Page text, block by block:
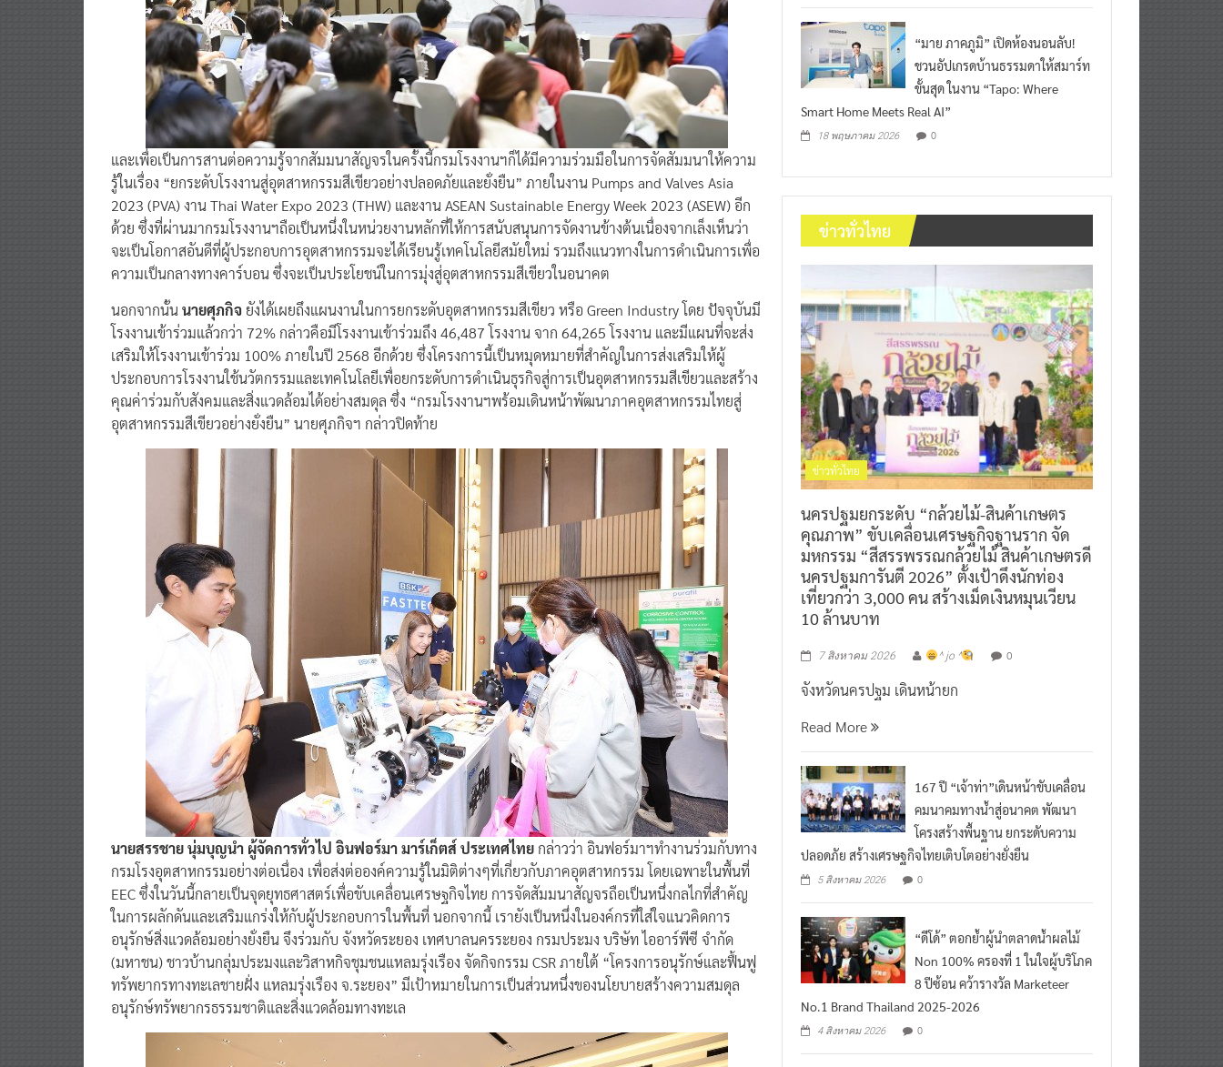
และเพื่อเป็นการสานต่อความรู้จากสัมมนาสัญจรในครั้งนี้กรมโรงงานฯก็ได้มีความร่วมมือในการจัดสัมมนาให้ความ
รู้ในเรื่อง “ยกระดับโรงงานสู่อุตสาหกรรมสีเขียวอย่างปลอดภัยและยั่งยืน” ภายในงาน Pumps and Valves Asia
2023 (PVA) งาน Thai Water Expo 2023 (THW) และงาน ASEAN Sustainable Energy Week 2023 (ASEW) อีก
ด้วย ซึ่งที่ผ่านมากรมโรงงานฯถือเป็นหนึ่งในหน่วยงานหลักที่ให้การสนับสนุนการจัดงานข้างต้นเนื่องจากเล็งเห็นว่า
จะเป็นโอกาสอันดีที่ผู้ประกอบการอุตสาหกรรมจะได้เรียนรู้เทคโนโลยีสมัยใหม่ รวมถึงแนวทางในการดำเนินการเพื่อ
ความเป็นกลางทางคาร์บอน ซึ่งจะเป็นประโยชน์ในการมุ่งสู่อุตสาหกรรมสีเขียวในอนาคต
นอกจากนั้นนายศุภกิจ ยังได้เผยถึงแผนงานในการยกระดับอุตสาหกรรมสีเขียว หรือ Green Industry โดย ปัจจุบันมี
โรงงานเข้าร่วมแล้วกว่า 72% กล่าวคือมีโรงงานเข้าร่วมถึง 46,487 โรงงาน จาก 64,265 โรงงาน และมีแผนที่จะส่ง
เสริมให้โรงงานเข้าร่วม 100% ภายในปี 2568 อีกด้วย ซึ่งโครงการนี้เป็นหมุดหมายที่สำคัญในการส่งเสริมให้ผู้
ประกอบการโรงงานใช้นวัตกรรมและเทคโนโลยีเพื่อยกระดับการดำเนินธุรกิจสู่การเป็นอุตสาหกรรมสีเขียวและสร้าง
คุณค่าร่วมกับสังคมและสิ่งแวดล้อมได้อย่างสมดุล ซึ่ง “กรมโรงงานฯพร้อมเดินหน้าพัฒนาภาคอุตสาหกรรมไทยสู่
อุตสาหกรรมสีเขียวอย่างยั่งยืน” นายศุภกิจฯ กล่าวปิดท้าย
นายสรรชาย นุ่มบุญนำ ผู้จัดการทั่วไป อินฟอร์มา มาร์เก็ตส์ ประเทศไทย กล่าวว่า อินฟอร์มาฯทำงานร่วมกับทาง
กรมโรงอุตสาหกรรมอย่างต่อเนื่อง เพื่อส่งต่อองค์ความรู้ในมิติต่างๆที่เกี่ยวกับภาคอุตสาหกรรม โดยเฉพาะในพื้นที่
EEC ซึ่งในวันนี้กลายเป็นจุดยุทธศาสตร์เพื่อขับเคลื่อนเศรษฐกิจไทย การจัดสัมมนาสัญจรถือเป็นหนึ่งกลไกที่สำคัญ
ในการผลักดันและเสริมแกร่งให้กับผู้ประกอบการในพื้นที่ นอกจากนี้ เรายังเป็นหนึ่งในองค์กรที่ใส่ใจแนวคิดการ
อนุรักษ์สิ่งแวดล้อมอย่างยั่งยืน จึงร่วมกับ จังหวัดระยอง เทศบาลนครระยอง กรมประมง บริษัท ไออาร์พีซี จำกัด
(มหาชน) ชาวบ้านกลุ่มประมงและวิสาหกิจชุมชนแหลมรุ่งเรือง จัดกิจกรรม CSR ภายใต้ “โครงการอนุรักษ์และฟื้นฟู
ทรัพยากรทางทะเลชายฝั่ง แหลมรุ่งเรือง จ.ระยอง” มีเป้าหมายในการเป็นส่วนหนึ่งของนโยบายสร้างความสมดุล
อนุรักษ์ทรัพยากรธรรมชาติและสิ่งแวดล้อมทางทะเล
“มาย ภาคภูมิ” เปิดห้องนอนลับ!
ชวนอัปเกรดบ้านธรรมดาให้สมาร์ท
ขั้นสุด ในงาน “Tapo: Where
Smart Home Meets Real AI”
18 พฤษภาคม 2026 0
ข่าวทั่วไทย
ข่าวทั่วไทย
นครปฐมยกระดับ “กล้วยไม้-สินค้าเกษตร
คุณภาพ” ขับเคลื่อนเศรษฐกิจฐานราก จัด
มหกรรม “สีสรรพรรณกล้วยไม้ สินค้าเกษตรดี
นครปฐมการันตี 2026” ตั้งเป้าดึงนักท่อง
เที่ยวกว่า 3,000 คน สร้างเม็ดเงินหมุนเวียน
10 ล้านบาท
7 สิงหาคม 2026 ^ jo ^ 0
จังหวัดนครปฐม เดินหน้ายก
Read More
167 ปี “เจ้าท่า”เดินหน้าขับเคลื่อน
คมนาคมทางน้ำสู่อนาคต พัฒนา
โครงสร้างพื้นฐาน ยกระดับความ
ปลอดภัย สร้างเศรษฐกิจไทยเติบโตอย่างยั่งยืน
5 สิงหาคม 2026 0
“ดีโด้” ตอกย้ำผู้นำตลาดน้ำผลไม้
Non 100% ครองที่ 1 ในใจผู้บริโภค
8 ปีซ้อน คว้ารางวัล Marketeer
No.1 Brand Thailand 2025-2026
4 สิงหาคม 2026 0